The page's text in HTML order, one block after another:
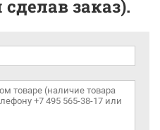
заказ).